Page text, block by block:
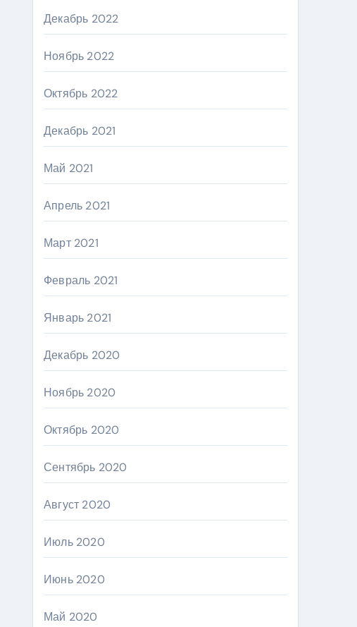
Декабрь 2022
Ноябрь 2022
Октябрь 2022
Декабрь 2021
Май 2021
Апрель 2021
Март 2021
Февраль 2021
Январь 2021
Декабрь 2020
Ноябрь 2020
Октябрь 2020
Сентябрь 2020
Август 2020
Июль 2020
Июнь 2020
Май 2020